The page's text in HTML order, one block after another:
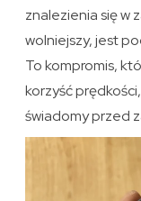
znalezienia się w
wolniejszy, jest
To kompromis,
korzyść
świadomy przed